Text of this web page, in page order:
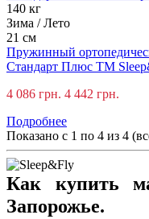
140 кг
Зима / Лето
21 см
Пружинный
Стандарт Плюс ТМ
4 086 грн. 4 442 грн.
Подробнее
Показано с 1 по 4 из 4
Как купить
Запорожье.